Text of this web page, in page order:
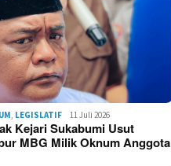
, LEGISLATIF 11 Juli 2026
Kejari Sukabumi Usut
MBG Milik Oknum Anggota